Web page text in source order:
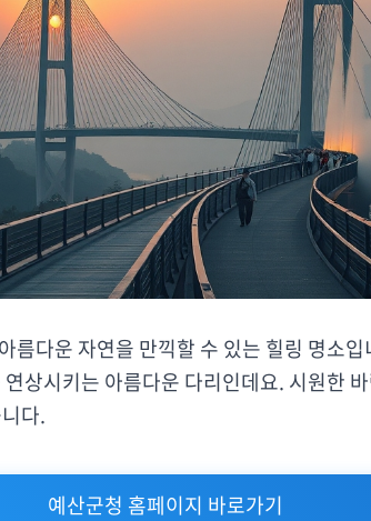
름다운 자연을 만끽할 수 있는 힐링 명소
상시키는 아름다운 다리인데요. 시원한
다.
예산군청 홈페이지 바로가기